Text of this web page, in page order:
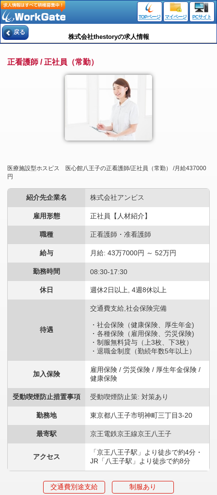
TOPページ マイページ PCサイト
戻る
株式会社thestoryの求人情報
正看護師 / 正社員（常勤）
医療施設型ホスピス 医心館八王子の正看護師/正社員（常勤） /月給437000
円
紹介先企業名 株式会社アンビス
雇用形態 正社員【人材紹介】
職種 正看護師・准看護師
給与 月給: 43万7000円 ～ 52万円
勤務時間 08:30-17:30
休日 週休2日以上, 4週8休以上
待遇
交通費支給,社会保険完備
・社会保険（健康保険、厚生年金)
・各種保険（雇用保険、労災保険)
・制服無料貸与（上3枚、下3枚）
・退職金制度（勤続年数5年以上）
加入保険
雇用保険 / 労災保険 / 厚生年金保険 /
健康保険
受動喫煙防止措置事項 受動喫煙防止策: 対策あり
勤務地 東京都八王子市明神町三丁目3-20
最寄駅 京王電鉄京王線京王八王子
アクセス
「京王八王子駅」より徒歩で約4分・
JR「八王子駅」より徒歩で約8分
交通費別途支給 制服あり